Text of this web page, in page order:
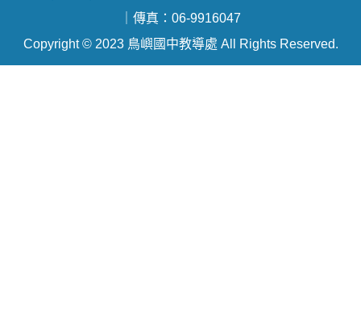
｜傳真：06-9916047
Copyright © 2023 鳥嶼國中教導處 All Rights Reserved.